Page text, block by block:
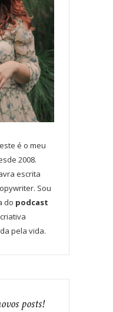
é o meu
2008.
escrita
Sou
do podcast
pela vida.
posts!